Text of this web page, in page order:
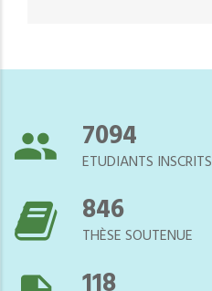
7544
ETUDIANTS INSCRITS
900
THÈSE SOUTENUE